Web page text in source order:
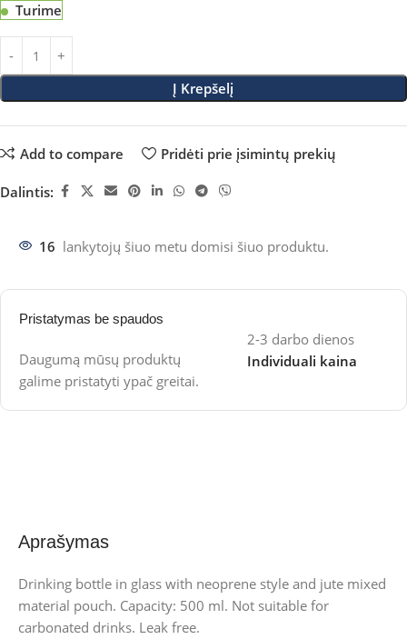
Turime
Į Krepšelį
Add to compare Pridėti prie įsimintų prekių
Dalintis:
16 lankytojų šiuo metu domisi šiuo produktu.
Pristatymas be spaudos
Daugumą mūsų produktų
galime pristatyti ypač greitai.
2-3 darbo dienos
Individuali kaina
Aprašymas
Drinking bottle in glass with neoprene style and jute mixed
material pouch. Capacity: 500 ml. Not suitable for
carbonated drinks. Leak free.